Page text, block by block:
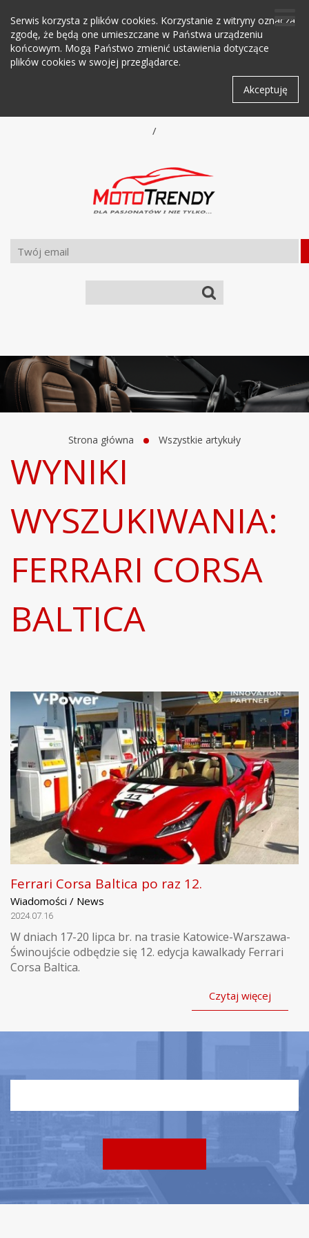
Serwis korzysta z plików cookies. Korzystanie z witryny oznacza
zgodę, że będą one umieszczane w Państwa urządzeniu
końcowym. Mogą Państwo zmienić ustawienia dotyczące
plików cookies w swojej przeglądarce.
Akceptuję
/
Strona główna Wszystkie artykuły
WYNIKI
WYSZUKIWANIA:
FERRARI CORSA
BALTICA
Ferrari Corsa Baltica po raz 12.
Wiadomości / News
2024.07.16
W dniach 17-20 lipca br. na trasie Katowice-Warszawa-
Świnoujście odbędzie się 12. edycja kawalkady Ferrari
Corsa Baltica.
Czytaj więcej